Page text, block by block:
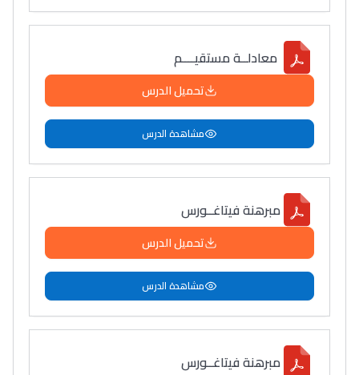
معادلــة مستقيــــم
تحميل الدرس
مشاهدة الدرس
مبرهنة فيتاغــورس
تحميل الدرس
مشاهدة الدرس
مبرهنة فيتاغــورس